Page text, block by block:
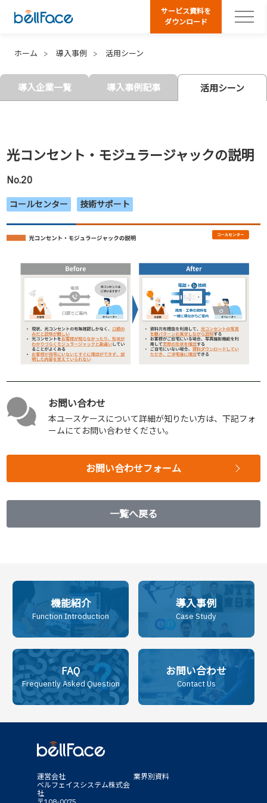
サービス資料を
ダウンロード
ホーム 導入事例 活用シーン
導入企業一覧 導入事例記事 活用シーン
光コンセント・モジュラージャックの説明
No.20
コールセンター 技術サポート
お問い合わせ
本ユースケースについて詳細が知りたい方は、下記フォ
ームにてお問い合わせください。
お問い合わせフォーム
一覧へ戻る
機能紹介
Function Introduction
導入事例
Case Study
FAQ
Frequently Asked Question
お問い合わせ
Contact Us
運営会社
ベルフェイスシステム株式会
社
業界別資料